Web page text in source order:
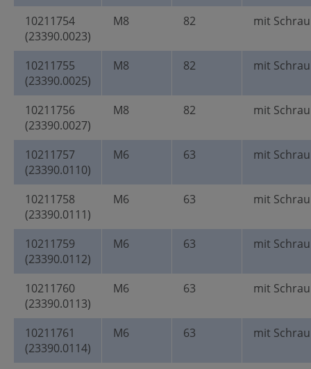
10211754
(23390.0023)
M8 82 mit
10211755
(23390.0025)
M8 82 mit
10211756
(23390.0027)
M8 82 mit
10211757
(23390.0110)
M6 63 mit
10211758
(23390.0111)
M6 63 mit
10211759
(23390.0112)
M6 63 mit
10211760
(23390.0113)
M6 63 mit
10211761
(23390.0114)
M6 63 mit